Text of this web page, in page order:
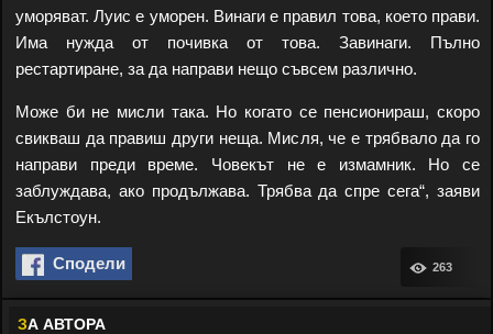
уморяват. Луис е уморен. Винаги е правил това, което прави.
Има нужда от почивка от това. Завинаги. Пълно
рестартиране, за да направи нещо съвсем различно.
Може би не мисли така. Но когато се пенсионираш, скоро
свикваш да правиш други неща. Мисля, че е трябвало да го
направи преди време. Човекът не е измамник. Но се
заблуждава, ако продължава. Трябва да спре сега“, заяви
Екълстоун.
Сподели 263
ЗА АВТОРА